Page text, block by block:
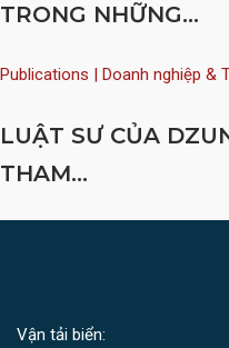
TRONG NHỮNG...
Publications | Doanh nghiệp &
LUẬT SƯ CỦA
THAM...
Vận tải biển: